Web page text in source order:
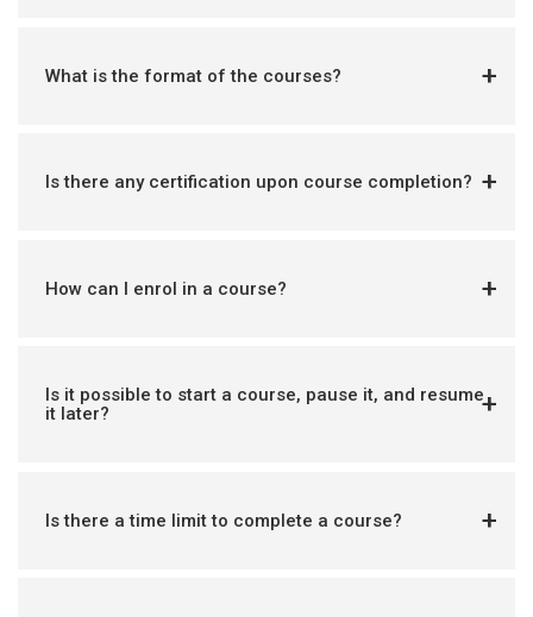
What is the format of the courses?
Is there any certification upon course completion?
How can I enrol in a course?
Is it possible to start a course, pause it, and resume
it later?
Is there a time limit to complete a course?